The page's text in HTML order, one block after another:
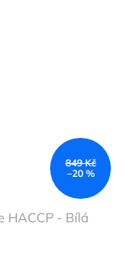
849 Kč
–20 %
HACCP - Bílá